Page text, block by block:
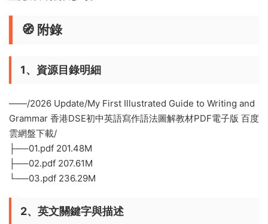
🧭 附錄
1、資源目錄明細
——/2026 Update/My First Illustrated Guide to Writing and
Grammar 香港DSE初中英語寫作語法圖解教材PDF電子版 百度
雲網盤下載/
├──01.pdf 201.48M
├──02.pdf 207.61M
└──03.pdf 236.29M
2、英文關鍵字與描述